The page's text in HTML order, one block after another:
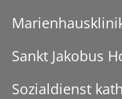
Sankt Jakobus
Sozialdienst